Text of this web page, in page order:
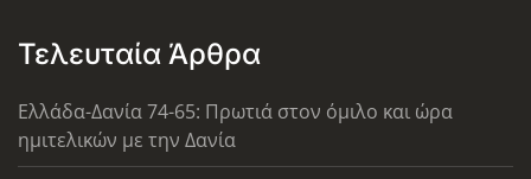
Τελευταία Άρθρα
Ελλάδα-Δανία 74-65: Πρωτιά στον όμιλο και ώρα
ημιτελικών με την Δανία